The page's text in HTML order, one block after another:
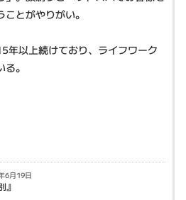
ことがやりがい。
年以上続けており、ライフワーク
。
6月19日
』